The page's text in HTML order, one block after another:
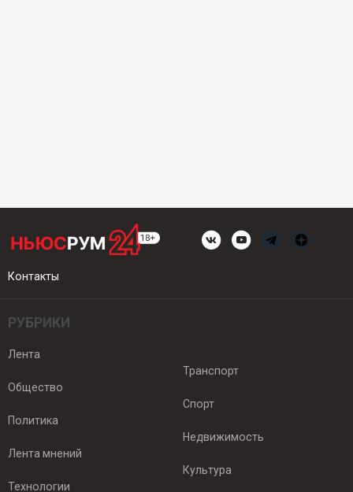
Контакты
РУБРИКИ
Лента
Общество
Политика
Лента мнений
Технологии
Транспорт
Спорт
Недвижимость
Культура